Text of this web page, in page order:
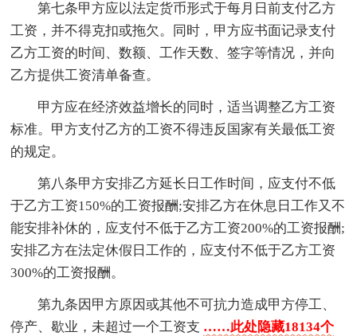
第七条甲方应以法定货币形式于每月日前支付乙方
工资，并不得克扣或拖欠。同时，甲方应书面记录支付
乙方工资的时间、数额、工作天数、签字等情况，并向
乙方提供工资清单备查。
甲方应在经济效益增长的同时，适当调整乙方工资
标准。甲方支付乙方的工资不得违反国家有关最低工资
的规定。
第八条甲方安排乙方延长日工作时间，应支付不低
于乙方工资150%的工资报酬;安排乙方在休息日工作又不
能安排补休的，应支付不低于乙方工资200%的工资报酬;
安排乙方在法定休假日工作的，应支付不低于乙方工资
300%的工资报酬。
第九条因甲方原因或其他不可抗力造成甲方停工、
停产、歇业，未超过一个工资支 ……此处隐藏18134个